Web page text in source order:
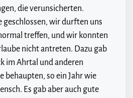
die verunsicherten.
geschlossen, wir durften uns
treffen, und wir konnten
nicht antreten. Dazu gab
im Ahrtal und anderen
behaupten, so ein Jahr wie
Es gab aber auch gute